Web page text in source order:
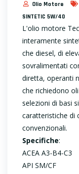
Olio Motore
SINTETIC 5W/40
L'olio motore
interamente
che diesel, di
sovralimentati
diretta, operanti
che richiedono
selezioni di basi
caratteristiche di
convenzionali.
Specifiche:
ACEA A3-B4-C3
API SM/CF